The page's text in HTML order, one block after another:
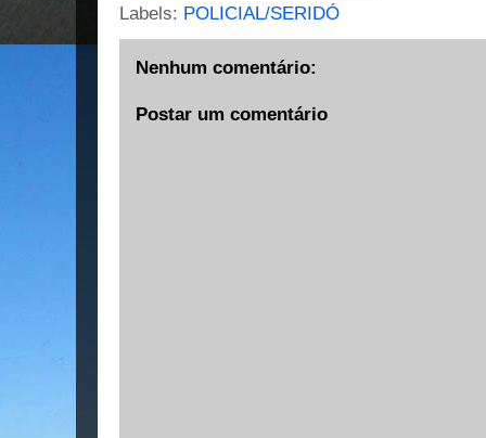
Labels: POLICIAL/SERIDÓ
Nenhum comentário:
Postar um comentário